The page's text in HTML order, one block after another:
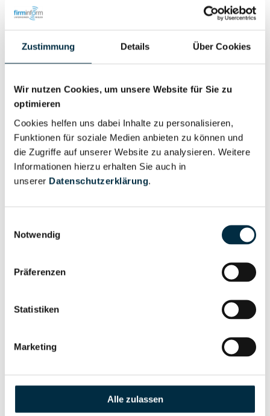
Zustimmung Details Über Cookies
Wir nutzen Cookies, um unsere Website für Sie zu
optimieren
Cookies helfen uns dabei Inhalte zu personalisieren,
Funktionen für soziale Medien anbieten zu können und
die Zugriffe auf unserer Website zu analysieren. Weitere
Informationen hierzu erhalten Sie auch in
unserer Datenschutzerklärung.
Notwendig
Präferenzen
Statistiken
Marketing
Alle zulassen
Wirtschaftlich
Vollständiges
Unternehmensprofil
Eigentums- und Kontrollstruktur
Gesellschafterstruktur
Vollständiges
Unternehmensprofil
anfragen
Unternehmensprofil
Vollständiges